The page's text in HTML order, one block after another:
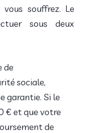
souffrez. Le
sous deux
de
sociale,
garantie. Si le
€ et que votre
de